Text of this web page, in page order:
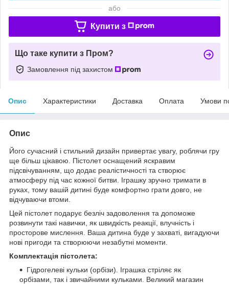
або
Купити з
Що таке купити з Пром?
Замовлення під захистом
Опис Характеристики Доставка Оплата Умови
Опис
Його сучасний і стильний дизайн привертає увагу, роблячи гру
ще більш цікавою. Пістолет оснащений яскравим
підсвічуванням, що додає реалістичності та створює
атмосферу під час кожної битви. Іграшку зручно тримати в
руках, тому вашій дитині буде комфортно грати довго, не
відчуваючи втоми.
Цей пістолет подарує безліч задоволення та допоможе
розвинути такі навички, як швидкість реакції, влучність і
просторове мислення. Ваша дитина буде у захваті, вигадуючи
нові пригоди та створюючи незабутні моменти.
Комплектація пістолета:
Гідрогелеві кульки (орбізи). Іграшка стріляє як
орбізами, так і звичайними кульками. Великий магазин